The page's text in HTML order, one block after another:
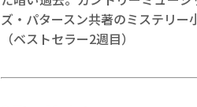
ズ・パタースン共著のミステリー
（ベストセラー2週目）